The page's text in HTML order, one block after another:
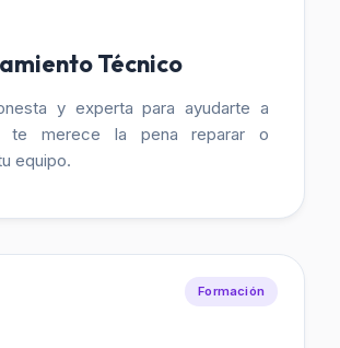
Técnico
y experta para ayudarte a
te merece la pena reparar o
equipo.
Formación